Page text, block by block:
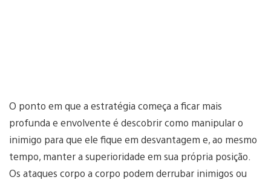
O ponto em que a estratégia começa a ficar mais
profunda e envolvente é descobrir como manipular o
inimigo para que ele fique em desvantagem e, ao mesmo
tempo, manter a superioridade em sua própria posição.
Os ataques corpo a corpo podem derrubar inimigos ou